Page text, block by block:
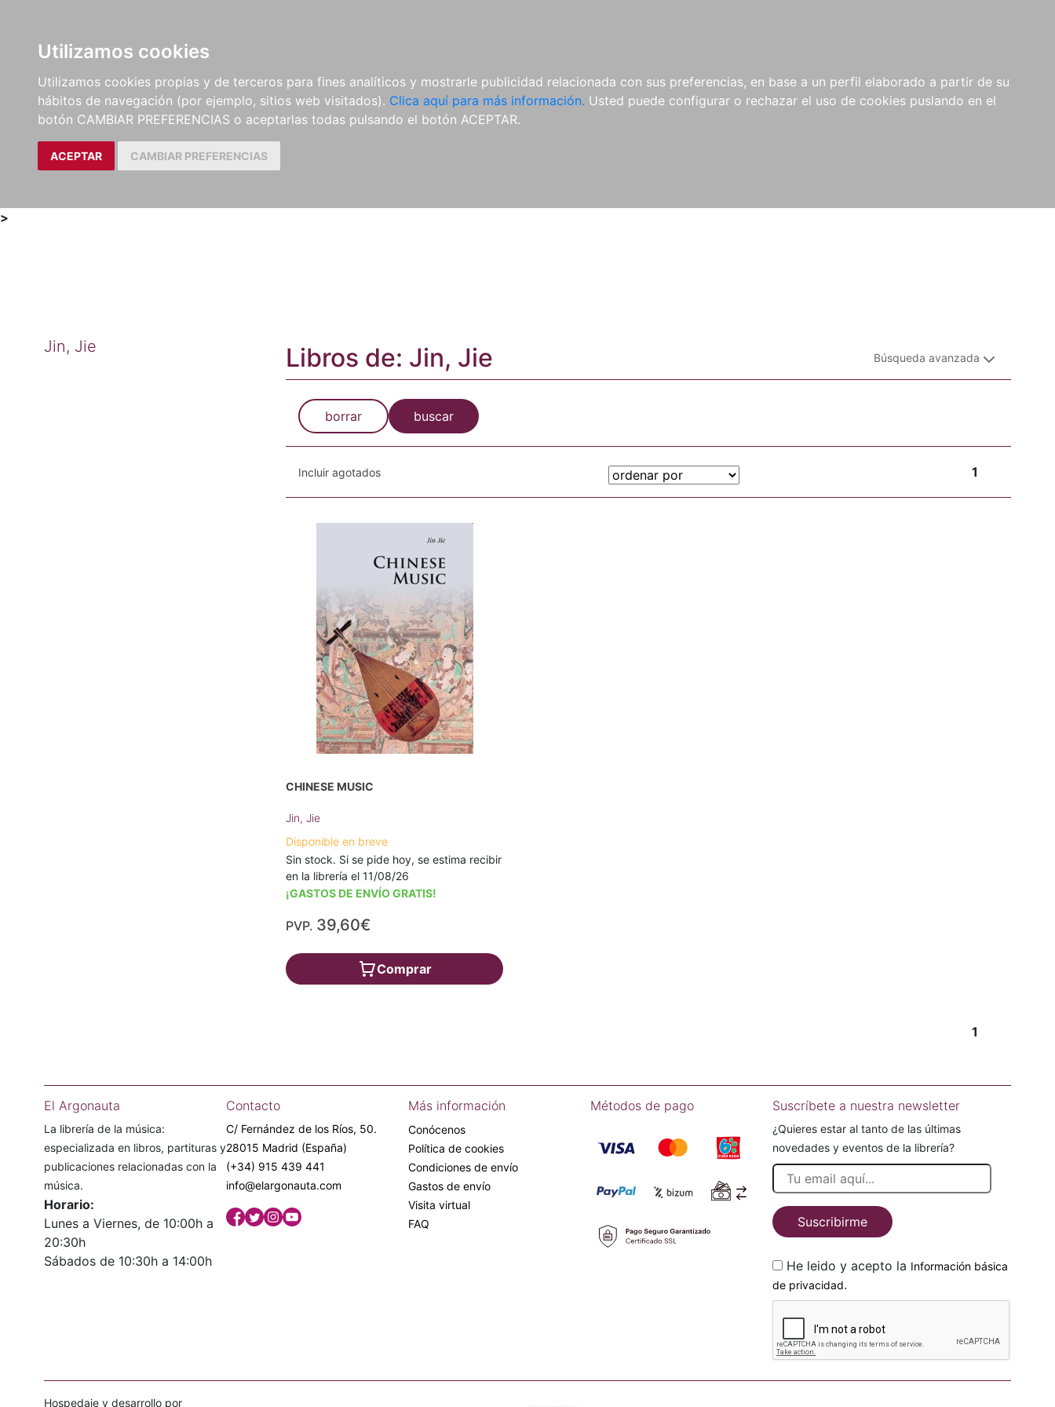
Utilizamos cookies
Utilizamos cookies propias y de terceros para fines analíticos y mostrarle publicidad relacionada con sus preferencias, en base a un perfil elaborado a partir de su
hábitos de navegación (por ejemplo, sitios web visitados). Clica aquí para más información. Usted puede configurar o rechazar el uso de cookies puslando en el
botón CAMBIAR PREFERENCIAS o aceptarlas todas pulsando el botón ACEPTAR.
ACEPTAR CAMBIAR PREFERENCIAS
LIBROS
MÉTODOS Y
EJERCICIOS
PARTITURAS Y EDICIONES
CRÍTICAS
REVISTAS
CDS Y
DVDS
MATERIAL
COMPLEMENTARIO
NOVEDADES NOTICIAS
COMPRAS
INSTITUCIONALES
>
Jin, Jie Libros de: Jin, Jie Búsqueda avanzada
borrar buscar
Incluir agotados 1
CHINESE MUSIC
Jin, Jie
Disponible en breve
Sin stock. Si se pide hoy, se estima recibir
en la librería el 11/08/26
¡GASTOS DE ENVÍO GRATIS!
PVP. 39,60€
Comprar
1
El Argonauta
La librería de la música:
especializada en libros, partituras y
publicaciones relacionadas con la
música.
Horario:
Lunes a Viernes, de 10:00h a
20:30h
Sábados de 10:30h a 14:00h
Contacto
C/ Fernández de los Ríos, 50.
28015 Madrid (España)
(+34) 915 439 441
info@elargonauta.com
Más información
Conócenos
Política de cookies
Condiciones de envío
Gastos de envío
Visita virtual
FAQ
Métodos de pago Suscríbete a nuestra newsletter
¿Quieres estar al tanto de las últimas
novedades y eventos de la librería?
Suscribirme
He leido y acepto la Información básica
de privacidad.
Hospedaje y desarrollo por